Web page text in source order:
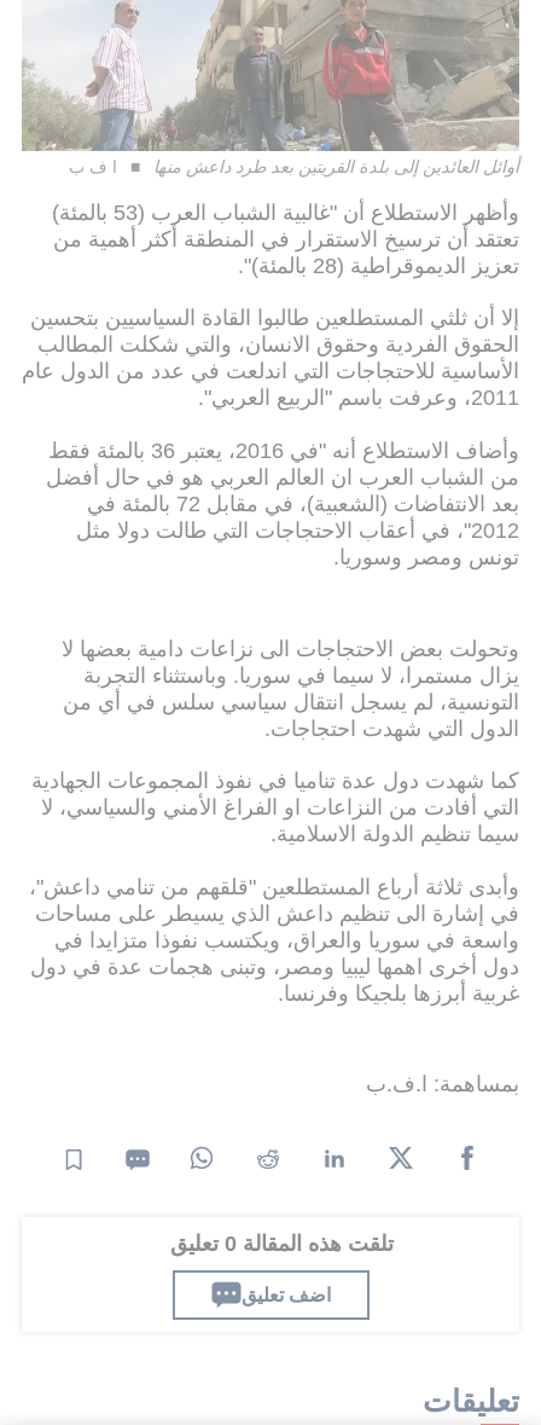
أوائل العائدين إلى بلدة القريتين بعد طرد داعش منها ا ف ب
وأظهر الاستطلاع أن "غالبية الشباب العرب (53 بالمئة)
تعتقد أن ترسيخ الاستقرار في المنطقة أكثر أهمية من
تعزيز الديموقراطية (28 بالمئة)".
إلا أن ثلثي المستطلعين طالبوا القادة السياسيين بتحسين
الحقوق الفردية وحقوق الانسان، والتي شكلت المطالب
الأساسية للاحتجاجات التي اندلعت في عدد من الدول عام
2011، وعرفت باسم "الربيع العربي".
وأضاف الاستطلاع أنه "في 2016، يعتبر 36 بالمئة فقط
من الشباب العرب ان العالم العربي هو في حال أفضل
بعد الانتفاضات (الشعبية)، في مقابل 72 بالمئة في
2012"، في أعقاب الاحتجاجات التي طالت دولا مثل
تونس ومصر وسوريا.
وتحولت بعض الاحتجاجات الى نزاعات دامية بعضها لا
يزال مستمرا، لا سيما في سوريا. وباستثناء التجربة
التونسية، لم يسجل انتقال سياسي سلس في أي من
الدول التي شهدت احتجاجات.
كما شهدت دول عدة تناميا في نفوذ المجموعات الجهادية
التي أفادت من النزاعات او الفراغ الأمني والسياسي، لا
سيما تنظيم الدولة الاسلامية.
وأبدى ثلاثة أرباع المستطلعين "قلقهم من تنامي داعش"،
في إشارة الى تنظيم داعش الذي يسيطر على مساحات
واسعة في سوريا والعراق، ويكتسب نفوذا متزايدا في
دول أخرى اهمها ليبيا ومصر، وتبنى هجمات عدة في دول
غربية أبرزها بلجيكا وفرنسا.
بمساهمة: ا.ف.ب
تلقت هذه المقالة 0 تعليق
اضف تعليق
تعليقات